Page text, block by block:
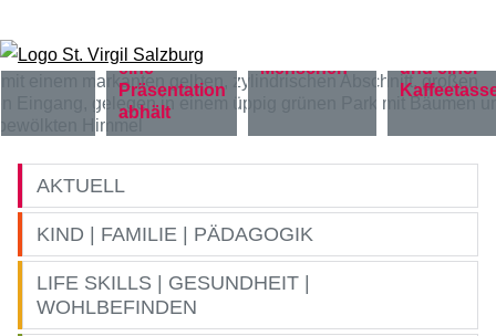
AKTUELL
KIND | FAMILIE | PÄDAGOGIK
LIFE SKILLS | GESUNDHEIT |
WOHLBEFINDEN